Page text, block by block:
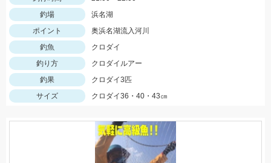
釣場
浜名湖
ポイント
奥浜名湖流入河川
釣魚
クロダイ
釣り方
クロダイルアー
釣果
クロダイ3匹
サイズ
クロダイ36・40・43㎝